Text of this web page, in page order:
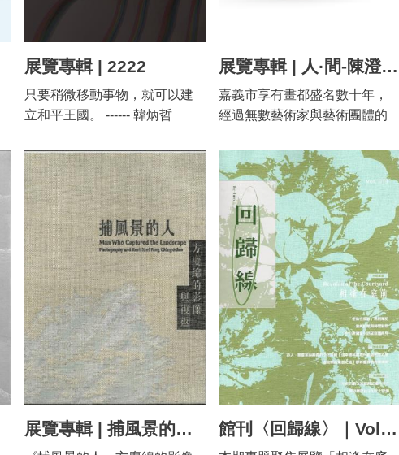
產生了何種意義？或許這些相
以英國藝術評論與文學家約
翰．伯格（John Berger）的作
品「我們在此相遇 Here is
where we meet」為題，借喻生
理時空指涉，只有精神的交錯
對話，營造一個與過去、現在
相遇和對話的空間。 本展邀請
20位藝術家回顧移動經驗，在
創作中與何人相遇？是過去，
明天，或未來的自己？移動的
際遇中，彼此有些交集，也有
錯身而過，但移動經驗使創作
增加了厚度，或和過去互相觀
照。生命中的「移」，創作中
的「轉」，而終在展覽中呈現
的「遇」。創作當下生命樣態
的再現，除了與過往的自己相
遇，也創造了觀眾與作品共時
Ingold那裡，人類棲居的世界不
是由物構成的，而是由線組成
的；也可以說，「每個事物都
是一個線的議會（every thing is
延續著「線」的書寫性特質，
以及「線」作為組成世界的方
式展開；並著眼於當代生活情
境中，線如何拓展自身生命，
而生命也在事件之間持續編織
新的線。 其次，便是透過作品
組合來試圖提議，不存在穩定
的界線。界線總是關於協商與
力量，是主體與行動彼此的互
相界定。同時，線也涉及區劃
與隔離，能區分空間，劃定疆
域。然而，無論多麼細微，界
線自身都佔據了一個空間。那
是個不屬於任何一邊的懸置領
域，因而，如果界線是決定地
展覽專輯 | 2222
只要稍微移動事物，就可以建
立和平王國。 ------ 韓炳哲
生活中，常會有些小小的，極
其細微的變化，在反映著某種
真實，這些真實僅存在於一種
察覺，也就是那種揭示性的起
點，在這種揭示的過程中，會
建立一種邏輯，一種作為個人
經驗中能轉譯現實的視野。 而
說到視野，當然也就得討論到
眼力及目光的運作，在棒球的
世界中，所謂的好球帶指的就
是一種視野的界定，在對壘的
過程中，一個好的投手除了必
須具備相應的臂力及技巧外，
還必須擁有能根據打者的身材
來判斷裁判眼光的能力，要說
展覽專輯 | 人·間-陳澄波與畫都
嘉義市享有畫都盛名數十年，
經過無數藝術家與藝術團體的
專業的嘉義市立美術館，
「人・間-陳澄波與畫都」展奠
基於嘉美館開館後獲陳澄波文
化基金會捐贈的一批重要作
品。藉由陳澄（1895-1947）的
創作及其收藏書畫，將如何看
待上個世紀的嘉義美術？如何
從空間環境的尺度，來衡量嘉
義美術的現代性？ 畫都的
概念在1930年代中後期形成
時，臺灣哲學家洪耀勳（1903-
1986）以京都學派哲學家和辻
哲郎（1889-1960）著作《風
土：人間學的考察》（1935）
發展出「風土文化觀」來探討
展覽專輯 | 捕風景的人-方慶綿的影像與復返 館刊〈回歸線〉｜Vol.013｜相逢在庭前